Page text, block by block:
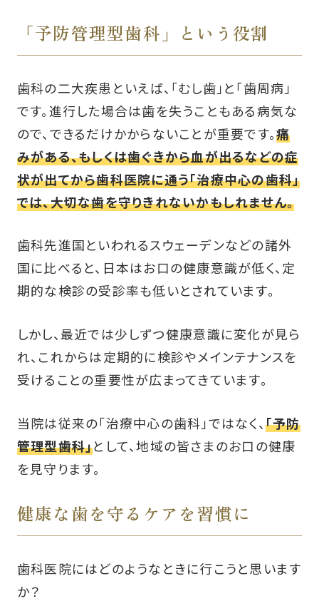
「予防管理型歯科」という役割
歯科の二大疾患といえば、「むし歯」と「歯周病」
です。進行した場合は歯を失うこともある病気な
ので、できるだけかからないことが重要です。痛
みがある、もしくは歯ぐきから血が出るなどの症
状が出てから歯科医院に通う「治療中心の歯科」
では、大切な歯を守りきれないかもしれません。
歯科先進国といわれるスウェーデンなどの諸外
国に比べると、日本はお口の健康意識が低く、定
期的な検診の受診率も低いとされています。
しかし、最近では少しずつ健康意識に変化が見ら
れ、これからは定期的に検診やメインテナンスを
受けることの重要性が広まってきています。
当院は従来の「治療中心の歯科」ではなく、「予防
管理型歯科」として、地域の皆さまのお口の健康
を見守ります。
健康な歯を守るケアを習慣に
歯科医院にはどのようなときに行こうと思います
か？